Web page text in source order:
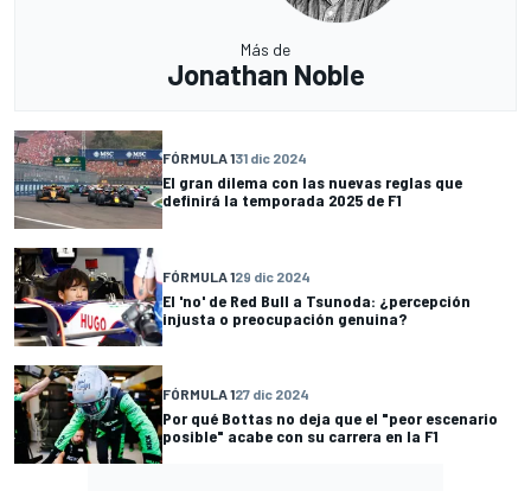
Más de
Jonathan Noble
FÓRMULA 131 dic 2024
El gran dilema con las nuevas reglas que
definirá la temporada 2025 de F1
FÓRMULA 129 dic 2024
El 'no' de Red Bull a Tsunoda: ¿percepción
injusta o preocupación genuina?
FÓRMULA 127 dic 2024
Por qué Bottas no deja que el "peor escenario
posible" acabe con su carrera en la F1